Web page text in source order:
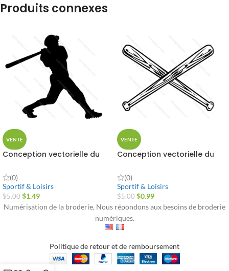
Produits connexes
VENTE
Conception vectorielle du
(0)
Sportif & Loisirs
$5.00 $1.49
VENTE
Conception vectorielle du
souris croisées
(0)
Sportif & Loisirs
$5.00 $0.99
Numérisation de la broderie, Nous répondons aux besoins de broderie
numériques.
Politique de retour et de remboursement